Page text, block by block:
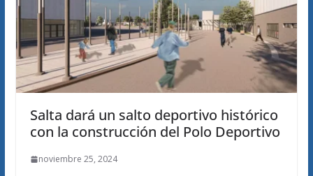
Salta dará un salto deportivo histórico
con la construcción del Polo Deportivo
noviembre 25, 2024